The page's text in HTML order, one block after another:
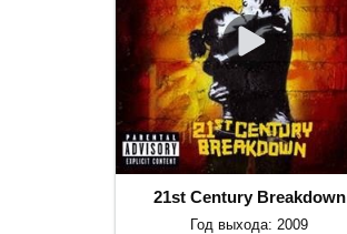
21st Century Breakdown
Год выхода: 2009